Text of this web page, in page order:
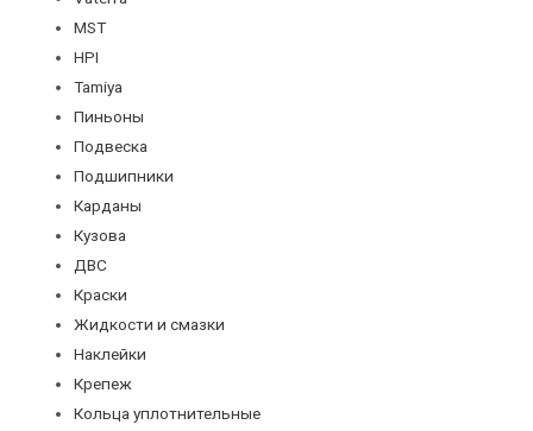
MST
HPI
Tamiya
Пиньоны
Подвеска
Подшипники
Карданы
Кузова
ДВС
Краски
Жидкости и смазки
Наклейки
Крепеж
Кольца уплотнительные